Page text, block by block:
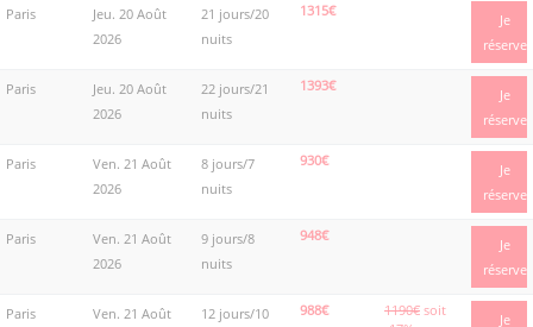
Paris
Jeu. 20 Août
2026
21 jours/20
nuits
1315€
Je
réserve
Paris
Jeu. 20 Août
2026
22 jours/21
nuits
1393€
Je
réserve
Paris
Ven. 21 Août
2026
8 jours/7
nuits
930€
Je
réserve
Paris
Ven. 21 Août
2026
9 jours/8
nuits
948€
Je
réserve
Paris Ven. 21 Août 12 jours/10 988€ 1190€ soit
Je